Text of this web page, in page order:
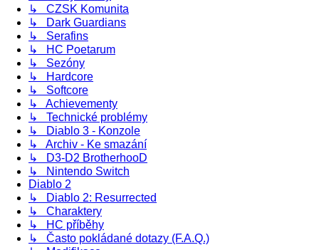
↳ CZSK Komunita
↳ Dark Guardians
↳ Serafins
↳ HC Poetarum
↳ Sezóny
↳ Hardcore
↳ Softcore
↳ Achievementy
↳ Technické problémy
↳ Diablo 3 - Konzole
↳ Archiv - Ke smazání
↳ D3-D2 BrotherhooD
↳ Nintendo Switch
Diablo 2
↳ Diablo 2: Resurrected
↳ Charaktery
↳ HC příběhy
↳ Často pokládané dotazy (F.A.Q.)